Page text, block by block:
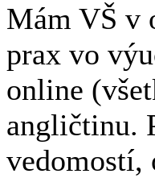
Mám VŠ v
prax vo
online
angličtinu.
vedomostí,